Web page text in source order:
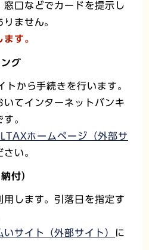
窓口などでカードを提示し
ません。
す。
グ
から手続きを行います。
てインターネットバンキ
。
ホームページ（外部サ
い。
付）
します。引落日を指定す
サイト（外部サイト）
に